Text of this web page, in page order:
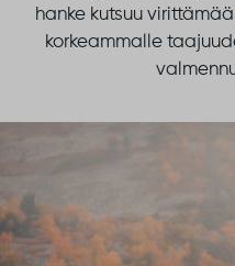
hanke kutsuu
korkeammalle